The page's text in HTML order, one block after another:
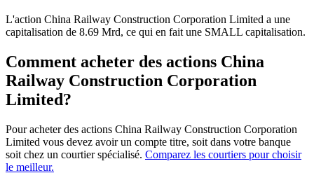
L'action China Railway Construction Corporation Limited a une
capitalisation de 8.69 Mrd, ce qui en fait une SMALL capitalisation.
Comment acheter des actions China
Railway Construction Corporation
Limited?
Pour acheter des actions China Railway Construction Corporation
Limited vous devez avoir un compte titre, soit dans votre banque
soit chez un courtier spécialisé. Comparez les courtiers pour choisir
le meilleur.